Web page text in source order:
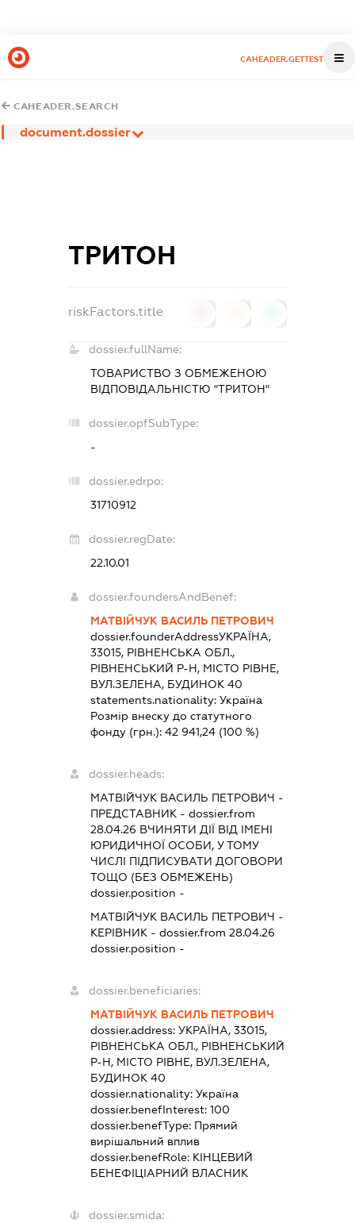
CAHEADER.GETTEST
CAHEADER.SEARCH
document.dossier
ТРИТОН
riskFactors.title
dossier.fullName:
ТОВАРИСТВО З ОБМЕЖЕНОЮ
ВІДПОВІДАЛЬНІСТЮ "ТРИТОН"
dossier.opfSubType:
-
dossier.edrpo:
31710912
dossier.regDate:
22.10.01
dossier.foundersAndBenef:
МАТВІЙЧУК ВАСИЛЬ ПЕТРОВИЧ
dossier.founderAddressУКРАЇНА,
33015, РІВНЕНСЬКА ОБЛ.,
РІВНЕНСЬКИЙ Р-Н, МІСТО РІВНЕ,
ВУЛ.ЗЕЛЕНА, БУДИНОК 40
statements.nationality:Україна
Розмір внеску до статутного
фонду (грн.):42 941,24 (100 %)
dossier.heads:
МАТВІЙЧУК ВАСИЛЬ ПЕТРОВИЧ -
ПРЕДСТАВНИК - dossier.from
28.04.26 ВЧИНЯТИ ДІЇ ВІД ІМЕНІ
ЮРИДИЧНОЇ ОСОБИ, У ТОМУ
ЧИСЛІ ПІДПИСУВАТИ ДОГОВОРИ
ТОЩО (БЕЗ ОБМЕЖЕНЬ)
dossier.position -
МАТВІЙЧУК ВАСИЛЬ ПЕТРОВИЧ -
КЕРІВНИК - dossier.from 28.04.26
dossier.position -
dossier.beneficiaries:
МАТВІЙЧУК ВАСИЛЬ ПЕТРОВИЧ
dossier.address:УКРАЇНА, 33015,
РІВНЕНСЬКА ОБЛ., РІВНЕНСЬКИЙ
Р-Н, МІСТО РІВНЕ, ВУЛ.ЗЕЛЕНА,
БУДИНОК 40
dossier.nationality:Україна
dossier.benefInterest:100
dossier.benefType: Прямий
вирішальний вплив
dossier.benefRole: КІНЦЕВИЙ
БЕНЕФІЦІАРНИЙ ВЛАСНИК
dossier.smida: